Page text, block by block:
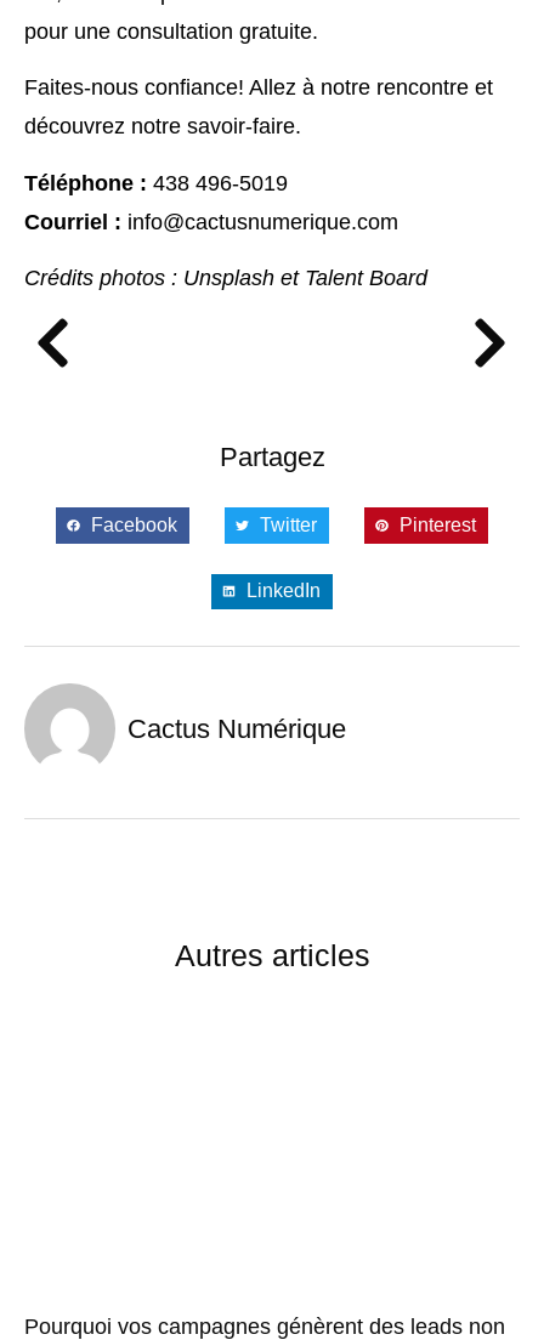
pour une consultation gratuite.
Faites-nous confiance! Allez à notre rencontre et
découvrez notre savoir-faire.
Téléphone : 438 496-5019
Courriel : info@cactusnumerique.com
Crédits photos : Unsplash et Talent Board
Partagez
Facebook Twitter Pinterest
LinkedIn
Cactus Numérique
Autres articles
Pourquoi vos campagnes génèrent des leads non